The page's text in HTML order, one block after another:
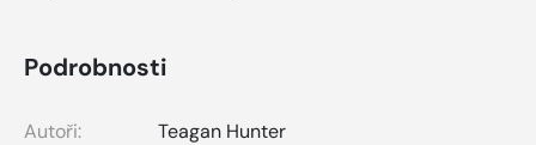
Podrobnosti
Autoři:
Teagan Hunter